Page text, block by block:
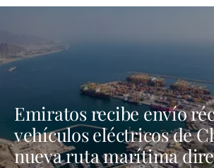
Emiratos recibe envío
vehículos eléctricos de
nueva ruta marítima